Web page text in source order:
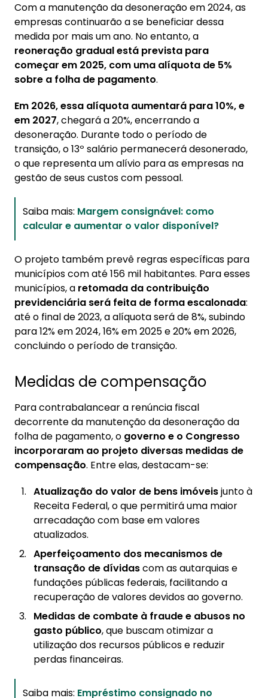
Com a manutenção da desoneração em 2024, as
empresas continuarão a se beneficiar dessa
medida por mais um ano. No entanto, a
reoneração gradual está prevista para
começar em 2025, com uma alíquota de 5%
sobre a folha de pagamento.
Em 2026, essa alíquota aumentará para 10%, e
em 2027, chegará a 20%, encerrando a
desoneração. Durante todo o período de
transição, o 13º salário permanecerá desonerado,
o que representa um alívio para as empresas na
gestão de seus custos com pessoal.
Saiba mais: Margem consignável: como
calcular e aumentar o valor disponível?
O projeto também prevê regras específicas para
municípios com até 156 mil habitantes. Para esses
municípios, a retomada da contribuição
previdenciária será feita de forma escalonada:
até o final de 2023, a alíquota será de 8%, subindo
para 12% em 2024, 16% em 2025 e 20% em 2026,
concluindo o período de transição.
Medidas de compensação
Para contrabalancear a renúncia fiscal
decorrente da manutenção da desoneração da
folha de pagamento, o governo e o Congresso
incorporaram ao projeto diversas medidas de
compensação. Entre elas, destacam-se:
Atualização do valor de bens imóveisjunto à
Receita Federal, o que permitirá uma maior
arrecadação com base em valores
atualizados.
Aperfeiçoamento dos mecanismos de
transação de dívidascom as autarquias e
fundações públicas federais, facilitando a
recuperação de valores devidos ao governo.
Medidas de combate à fraude e abusos no
gasto público, que buscam otimizar a
utilização dos recursos públicos e reduzir
perdas financeiras.
Saiba mais: Empréstimo consignado no